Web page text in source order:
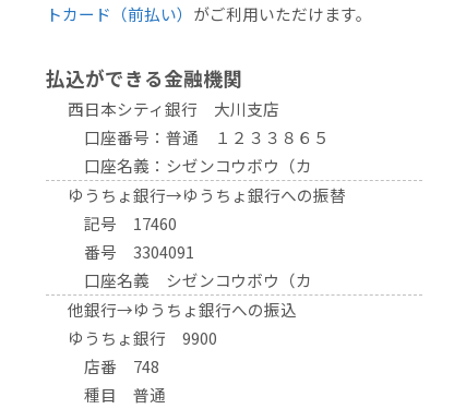
トカード（前払い） がご利用いただけます。
払込ができる金融機関
西日本シティ銀行 大川支店
口座番号：普通 １２３３８６５
口座名義：シゼンコウボウ（カ
ゆうちょ銀行→ゆうちょ銀行への振替
記号 17460
番号 3304091
口座名義 シゼンコウボウ（カ
他銀行→ゆうちょ銀行への振込
ゆうちょ銀行 9900
店番 748
種目 普通